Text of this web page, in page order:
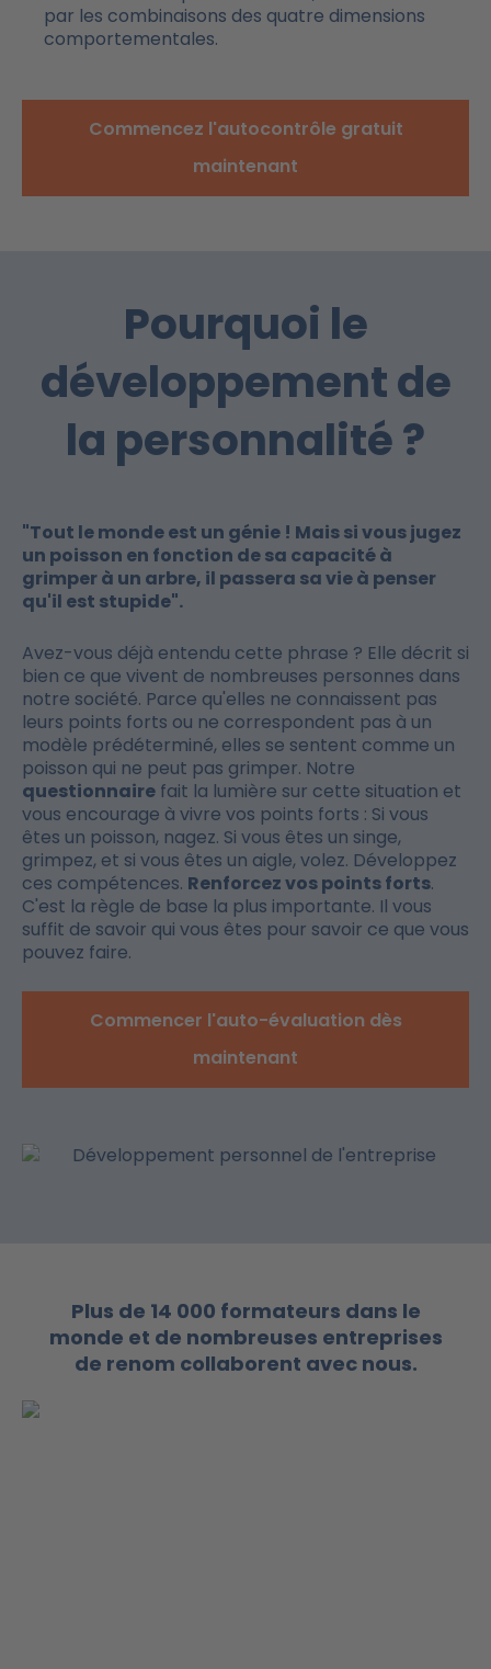
par les combinaisons des quatre dimensions
comportementales.
Commencez l'autocontrôle gratuit
maintenant
Pourquoi le
développement de
la personnalité ?
"Tout le monde est un génie ! Mais si vous jugez
un poisson en fonction de sa capacité à
grimper à un arbre, il passera sa vie à penser
qu'il est stupide".
Avez-vous déjà entendu cette phrase ? Elle décrit si
bien ce que vivent de nombreuses personnes dans
notre société. Parce qu'elles ne connaissent pas
leurs points forts ou ne correspondent pas à un
modèle prédéterminé, elles se sentent comme un
poisson qui ne peut pas grimper. Notre
questionnaire fait la lumière sur cette situation et
vous encourage à vivre vos points forts : Si vous
êtes un poisson, nagez. Si vous êtes un singe,
grimpez, et si vous êtes un aigle, volez. Développez
ces compétences. Renforcez vos points forts.
C'est la règle de base la plus importante. Il vous
suffit de savoir qui vous êtes pour savoir ce que vous
pouvez faire.
Commencer l'auto-évaluation dès
maintenant
Plus de 14 000 formateurs dans le
monde et de nombreuses entreprises
de renom collaborent avec nous.